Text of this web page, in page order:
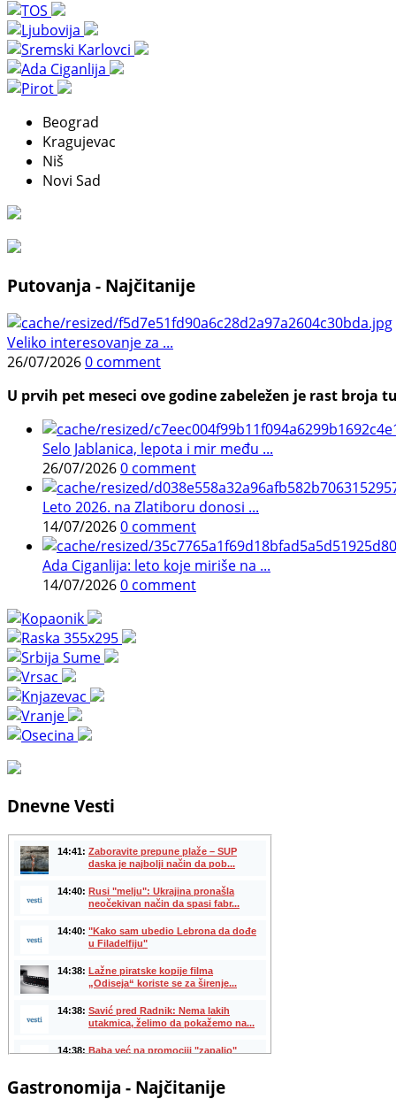
Beograd
Kragujevac
Niš
Novi Sad
Putovanja - Najčitanije
Veliko interesovanje za ...
26/07/20260 comment
U prvih pet meseci ove godine zabeležen je rast
Selo Jablanica, lepota i mir među ...
26/07/20260 comment
Leto 2026. na Zlatiboru donosi ...
14/07/20260 comment
Ada Ciganlija: leto koje miriše na ...
14/07/20260 comment
Dnevne Vesti
Gastronomija - Najčitanije